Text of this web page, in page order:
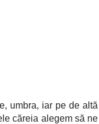
umbra, iar pe de altă
căreia alegem să ne